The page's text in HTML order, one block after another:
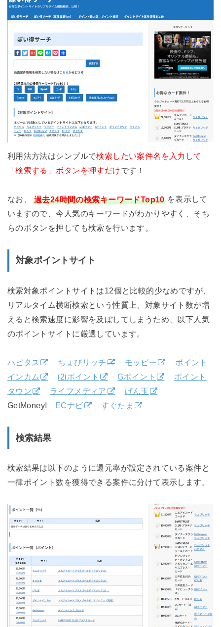
利用法方法はシンプルで検索したい案件名を入力して
「検索する」ボタンを押すだけです！
なお、 過去24時間の検索キーワードTop10 を表示して
いますので、今人気のキーワードがわかりやすく、そち
らのボタンを押しても検索を行います。
対象ポイントサイト
検索対象ポイントサイトは12個と比較的少なめですが、
リアルタイム横断検索という性質上、対象サイト数が増
えると検索速度に影響を及ぼしてしまうため、以下人気
のポイントサイトに厳選しています。
ハピタス ちょびリッチ モッピー
ポイント
インカム
i2iポイント Gポイント
ポイント
タウン
ライフメディア
げん玉
GetMoney! ECナビ すぐたま
検索結果
検索結果は以下のように還元率が設定されている案件と
一律ポイント数を獲得できる案件に分けて表示します。